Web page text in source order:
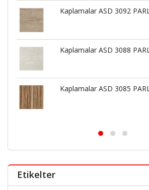
Kaplamalar ASD 3092
Kaplamalar ASD 3088
Kaplamalar ASD 3085
Etikelter